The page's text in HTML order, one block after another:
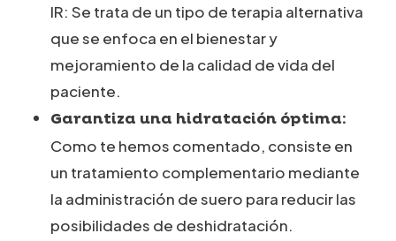
IR: Se trata de un tipo de terapia alternativa
que se enfoca en el bienestar y
mejoramiento de la calidad de vida del
paciente.
Garantiza una hidratación óptima:
Como te hemos comentado, consiste en
un tratamiento complementario mediante
la administración de suero para reducir las
posibilidades de deshidratación.